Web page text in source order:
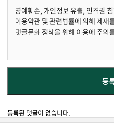
등록된 댓글이 없습니다.